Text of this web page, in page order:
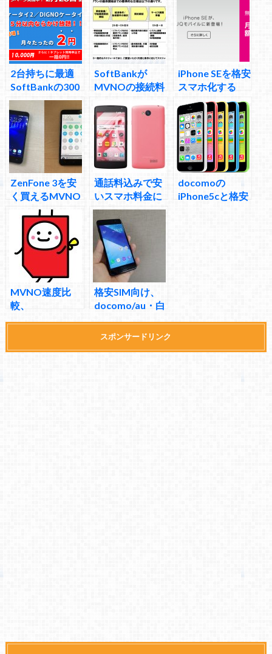
2台持ちに最適
SoftBankの300
円ガラケー通話
回線、永年3,024
円のスマホ回線
SoftBankが
MVNOの接続料
「格安SIM」の
提供はなるか
iPhone SEを格安
スマホ化する
Y!mobileとUQ
mobileの料金プ
ラン 現状スマホ
セットでは最強
に近い格安スマ
ホに
ZenFone 3を安
く買えるMVNO
キャンペーンま
とめ
通話料込みで安
いスマホ料金に
なる格安スマホ
Y!mobileの
404KCと402LG
の魅力
docomoの
iPhone5cと格安
MVNO速度比
較、
格安SIM向け、
docomo/au・白
ススメ機種
スポンサードリンク